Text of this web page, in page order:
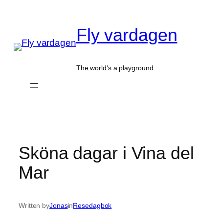
Fly vardagen
The world's a playground
Sköna dagar i Vina del
Mar
Written byJonasinResedagbok